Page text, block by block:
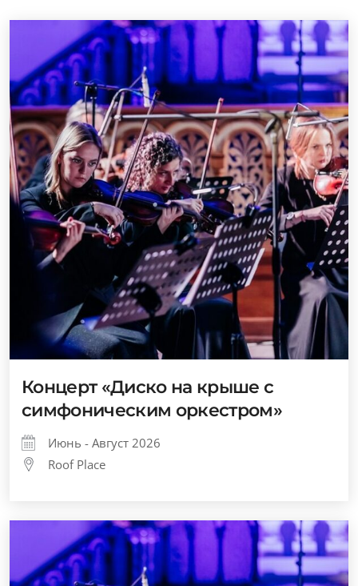
Концерт «Диско на крыше с
симфоническим оркестром»
Июнь - Август 2026
Roof Place